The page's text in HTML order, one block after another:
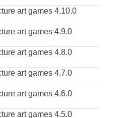
art games 4.10.0
art games 4.9.0
art games 4.8.0
art games 4.7.0
art games 4.6.0
art games 4.5.0